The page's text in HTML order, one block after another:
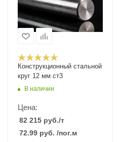
Конструкционный стальной
круг 12 мм ст3
В наличии
Цена:
82 215 руб./т
72.99 руб. /пог.м